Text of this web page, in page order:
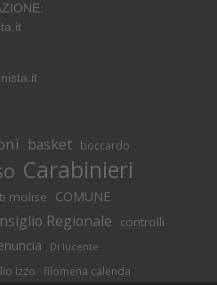
basket boccardo
Carabinieri
molise COMUNE
Regionale controlli
Di lucente
Izzo filomena calenda